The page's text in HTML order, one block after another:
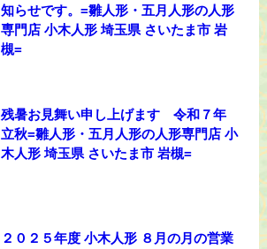
知らせです。=雛人形・五月人形の人形
専門店 小木人形 埼玉県 さいたま市 岩
槻=
残暑お見舞い申し上げます 令和７年
立秋=雛人形・五月人形の人形専門店 小
木人形 埼玉県 さいたま市 岩槻=
２０２５年度 小木人形 ８月の月の営業